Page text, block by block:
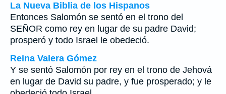
La Nueva Biblia de los Hispanos
Entonces Salomón se sentó en el trono del
SEÑOR como rey en lugar de su padre David;
prosperó y todo Israel le obedeció.
Reina Valera Gómez
Y se sentó Salomón por rey en el trono de Jehová
en lugar de David su padre, y fue prosperado; y le